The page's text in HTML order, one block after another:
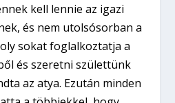
kell lennie az igazi
és nem utolsósorban a
sokat foglalkoztatja a
és szeretni születtünk
az atya. Ezután minden